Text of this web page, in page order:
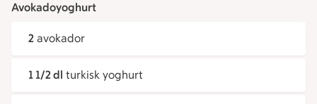
Avokadoyoghurt
2 avokador
1 1/2 dl turkisk yoghurt